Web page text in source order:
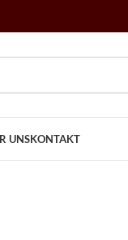
UNSKONTAKT